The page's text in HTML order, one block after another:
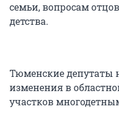
семьи, вопросам
детства.
Тюменские депутаты
изменения в
участков